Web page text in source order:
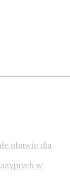
obuwie dla
w